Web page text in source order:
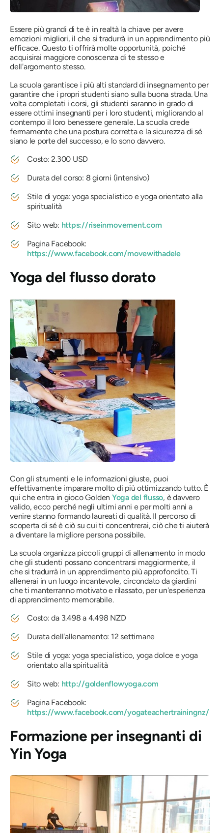
Essere più grandi di te è in realtà la chiave per avere
emozioni migliori, il che si tradurrà in un apprendimento più
efficace. Questo ti offrirà molte opportunità, poiché
acquisirai maggiore conoscenza di te stesso e
dell'argomento stesso.
La scuola garantisce i più alti standard di insegnamento per
garantire che i propri studenti siano sulla buona strada. Una
volta completati i corsi, gli studenti saranno in grado di
essere ottimi insegnanti per i loro studenti, migliorando al
contempo il loro benessere generale. La scuola crede
fermamente che una postura corretta e la sicurezza di sé
siano le porte del successo, e lo sono davvero.
Costo: 2.300 USD
Durata del corso: 8 giorni (intensivo)
Stile di yoga: yoga specialistico e yoga orientato alla
spiritualità
Sito web: https://riseinmovement.com
Pagina Facebook:
https://www.facebook.com/movewithadele
Yoga del flusso dorato
Con gli strumenti e le informazioni giuste, puoi
effettivamente imparare molto di più ottimizzando tutto. È
qui che entra in gioco Golden Yoga del flusso, è davvero
valido, ecco perché negli ultimi anni e per molti anni a
venire stanno formando laureati di qualità. Il percorso di
scoperta di sé è ciò su cui ti concentrerai, ciò che ti aiuterà
a diventare la migliore persona possibile.
La scuola organizza piccoli gruppi di allenamento in modo
che gli studenti possano concentrarsi maggiormente, il
che si tradurrà in un apprendimento più approfondito. Ti
allenerai in un luogo incantevole, circondato da giardini
che ti manterranno motivato e rilassato, per un'esperienza
di apprendimento memorabile.
Costo: da 3.498 a 4.498 NZD
Durata dell'allenamento: 12 settimane
Stile di yoga: yoga specialistico, yoga dolce e yoga
orientato alla spiritualità
Sito web: http://goldenflowyoga.com
Pagina Facebook:
https://www.facebook.com/yogateachertrainingnz/
Formazione per insegnanti di
Yin Yoga